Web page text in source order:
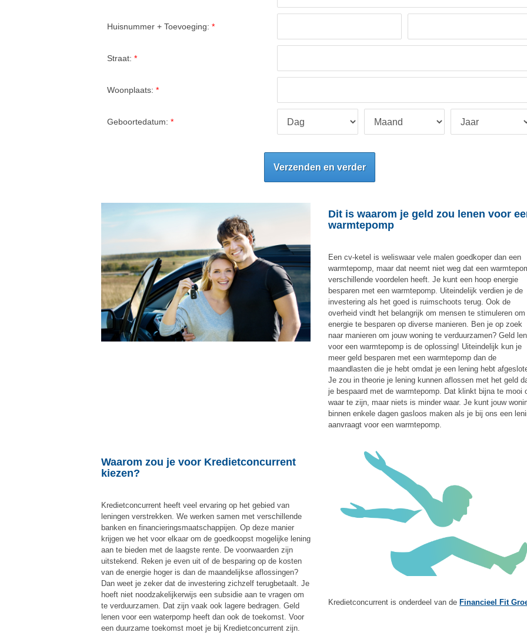
Huisnummer + Toevoeging:
Straat:
Woonplaats:
Geboortedatum:
Verzenden en verder
Dit is waarom je geld zou lenen voor
warmtepomp
Een cv-ketel is weliswaar vele malen goedkoper dan een
warmtepomp, maar dat neemt niet weg dat een
verschillende voordelen heeft. Je kunt een hoop energie
besparen met een warmtepomp. Uiteindelijk verdien je de
investering als het goed is ruimschoots terug. Ook de
overheid vindt het belangrijk om mensen te stimuleren om
energie te besparen op diverse manieren. Ben je op zoek
naar manieren om jouw woning te verduurzamen? Geld
voor een warmtepomp is de oplossing! Uiteindelijk kun je
meer geld besparen met een warmtepomp dan de
maandlasten die je hebt omdat je een lening hebt
Je zou in theorie je lening kunnen aflossen met het geld
je bespaard met de warmtepomp. Dat klinkt bijna te mooi
waar te zijn, maar niets is minder waar. Je kunt jouw
binnen enkele dagen gasloos maken als je bij ons een
aanvraagt voor een warmtepomp.
Waarom zou je voor Kredietconcurrent
kiezen?
Kredietconcurrent heeft veel ervaring op het gebied van
leningen verstrekken. We werken samen met verschillende
banken en financieringsmaatschappijen. Op deze manier
krijgen we het voor elkaar om de goedkoopst mogelijke lening
aan te bieden met de laagste rente. De voorwaarden zijn
uitstekend. Reken je even uit of de besparing op de kosten
van de energie hoger is dan de maandelijkse aflossingen?
Dan weet je zeker dat de investering zichzelf terugbetaalt. Je
hoeft niet noodzakelijkerwijs een subsidie aan te vragen om
te verduurzamen. Dat zijn vaak ook lagere bedragen. Geld
lenen voor een waterpomp heeft dan ook de toekomst. Voor
een duurzame toekomst moet je bij Kredietconcurrent zijn.
Kredietconcurrent is onderdeel van de Financieel Fit